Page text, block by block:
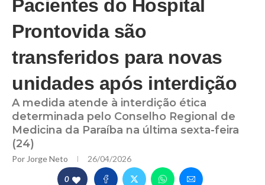
Pacientes do Hospital
Prontovida são
transferidos para novas
unidades após interdição
A medida atende à interdição ética
determinada pelo Conselho Regional de
Medicina da Paraíba na última sexta-feira
(24)
PorJorge Neto 26/04/2026
0